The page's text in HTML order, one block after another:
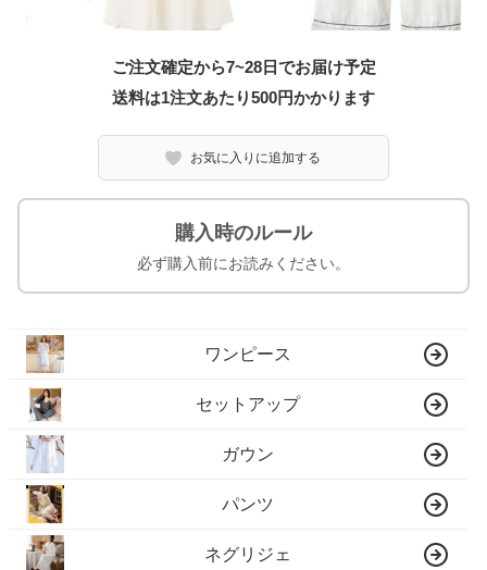
ご注文確定から7~28日でお届け予定
送料は1注文あたり500円かかります
お気に入りに追加する
購入時のルール
必ず購入前にお読みください。
ワンピース
セットアップ
ガウン
パンツ
ネグリジェ